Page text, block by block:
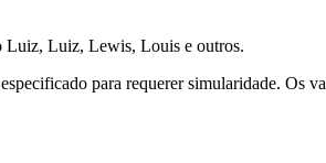
Luiz, Luiz, Lewis, Louis e outros.
para requerer simularidade. Os